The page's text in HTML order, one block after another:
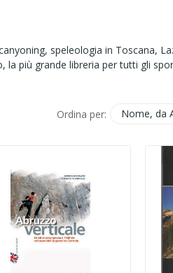
speleologia in Toscana,
la più grande libreria per tutti gli
Ordina per: Nome, da